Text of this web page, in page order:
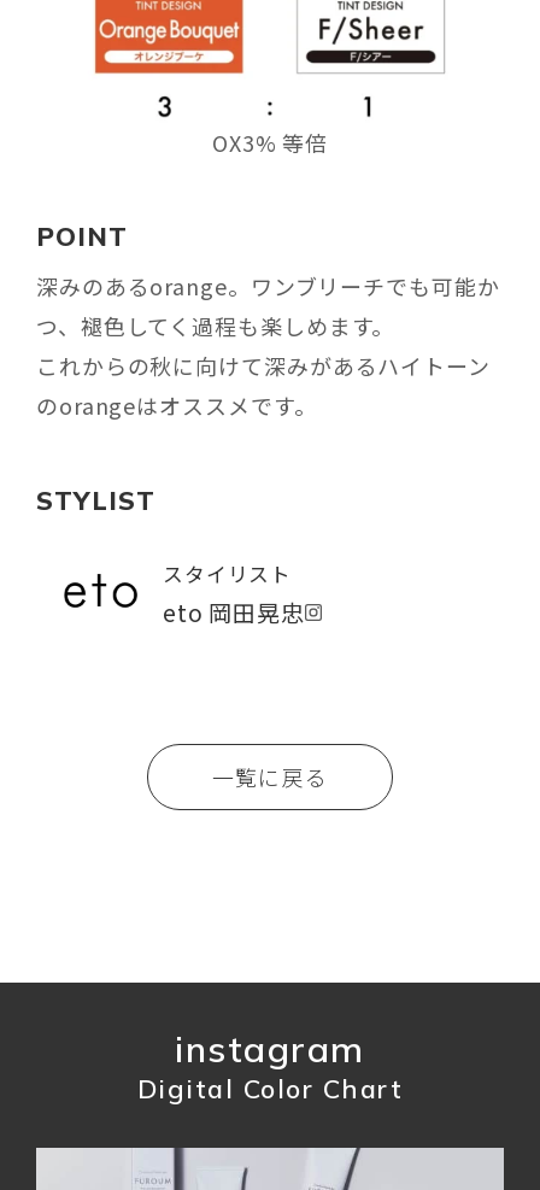
OX3% 等倍
POINT
深みのあるorange。ワンブリーチでも可能か
つ、褪色してく過程も楽しめます。
これからの秋に向けて深みがあるハイトーン
のorangeはオススメです。
STYLIST
スタイリスト
eto 岡田晃忠
一覧に戻る
instagram
Digital Color Chart